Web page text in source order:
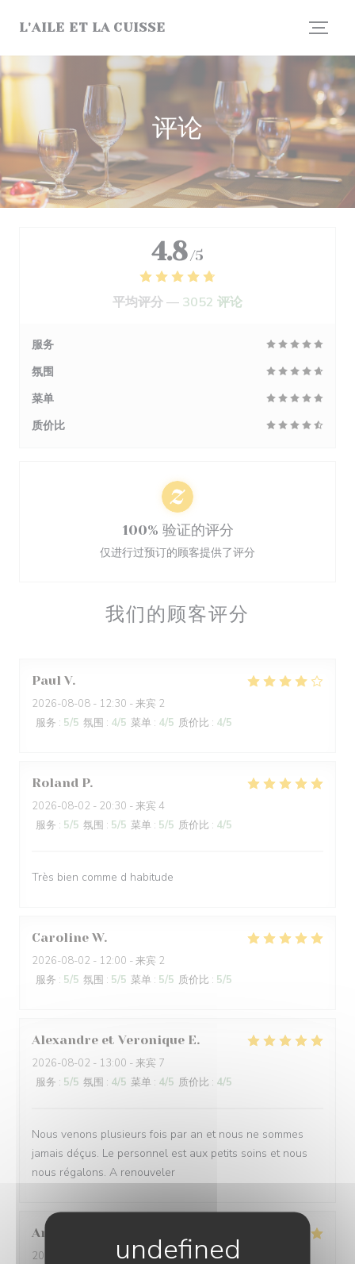
L'AILE ET LA CUISSE
评论
我们的顾客评分
Paul V
2026-08-08 - 12:30 - 来宾 2
服务 : 5/5 氛围 : 4/5 菜单 : 4/5 质价比 : 4/5
Roland P
2026-08-02 - 20:30 - 来宾 4
服务 : 5/5 氛围 : 5/5 菜单 : 5/5 质价比 : 4/5
Très bien comme d habitude
Caroline W
2026-08-02 - 12:00 - 来宾 2
服务 : 5/5 氛围 : 5/5 菜单 : 5/5 质价比 : 5/5
Alexandre et Veronique E
2026-08-02 - 13:00 - 来宾 7
服务 : 5/5 氛围 : 4/5 菜单 : 4/5 质价比 : 4/5
Nous venons plusieurs fois par an et nous ne sommes
jamais déçus. Le personnel est aux petits soins et nous
nous régalons. A renouveler
Anouk
2026-08-02
- 13:00 - 来宾 3
4.8 /5
平均评分 — 3052 评论
服务
氛围
菜单
质价比
100% 验证的评分
仅进行过预订的顾客提供了评分